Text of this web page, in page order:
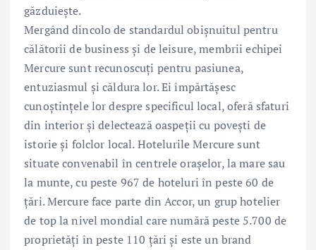
găzduiește.
Mergând dincolo de standardul obișnuitul pentru
călătorii de business și de leisure, membrii echipei
Mercure sunt recunoscuți pentru pasiunea,
entuziasmul și căldura lor. Ei împărtășesc
cunoștințele lor despre specificul local, oferă sfaturi
din interior și delectează oaspeții cu povești de
istorie și folclor local. Hotelurile Mercure sunt
situate convenabil în centrele orașelor, la mare sau
la munte, cu peste 967 de hoteluri în peste 60 de
țări. Mercure face parte din Accor, un grup hotelier
de top la nivel mondial care numără peste 5.700 de
proprietăți în peste 110 țări și este un brand